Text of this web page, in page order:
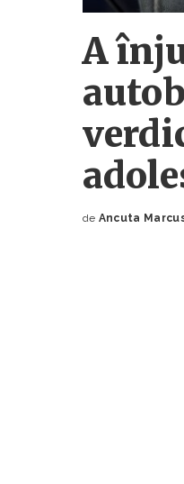
A
de Ancuta